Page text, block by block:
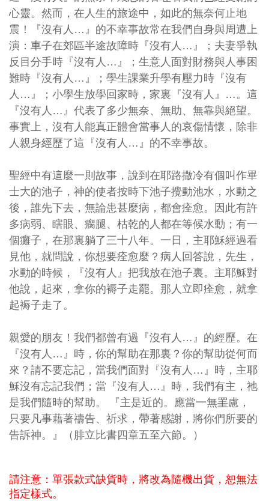
心靈。然而，在人生的旅途中，如此的無奈何止地
震！『沒有人…』的不幸事故常在我們自身與周遭上
演：車子在郊區半途故障時『沒有人…』；夫妻爭執
反目分手時『沒有人…』；生意人面對財務與人事困
難時『沒有人…』；學生課業升學有壓力時『沒有
人…』；小學生放學回家時，家裏『沒有人』…。這
『沒有人…』代表了多少無奈、無助、無靠與絕望。
事實上，沒有人能真正體會當事人的哀傷情懷，除非
人親身經歷了這『沒有人…』的不幸事故。
聖經中有這麼一則故事，說到在耶路撒冷有個叫作畢
士大的池子，神的使者按時下池子攪動池水，水動之
後，誰先下去，無論患甚麼病，都會痊愈。因此有許
多病弱、瞎眼、瘸腿、枯乾的人都在等候水動；有一
個癱子，在那裏躺了三十八年。一日，主耶穌經過看
見他，就問說，你想要痊愈麼？病人回答說，先生，
水動的時候，『沒有人』把我放在池子裏。主耶穌對
他說，起來，拿你的褥子走罷。那人立即痊愈，就拿
起褥子走了。
親愛的朋友！我們都曾有過『沒有人…』的經歷。在
『沒有人…』時，你的幫助在那裏？你的幫助從何而
來？請不要忘記，當我們面對『沒有人…』時，主耶
穌沒有忘記我們；當『沒有人…』時，我們有主，祂
是我們隨時的幫助。 『主是近的。應當一無罣慮，
只要凡事藉著禱告、祈求，帶著感謝，將你們所要的
告訴神。』（腓立比書四章五至六節。）
請注意：單張款式缺貨時，將改為隨機出貨，恕無法
指定樣式。